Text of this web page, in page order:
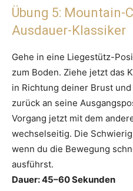
Übung 5: Mountain-
Ausdauer-Klassiker
Gehe in eine Liegestütz-
zum Boden. Ziehe jetzt das
in Richtung deiner Brust
zurück an seine
Vorgang jetzt mit dem
wechselseitig. Die
wenn du die Bewegung
ausführst.
Dauer: 45–60 Sekunden